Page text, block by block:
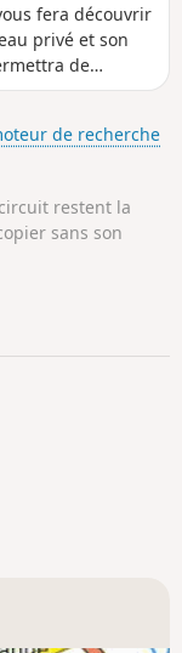
fera découvrir
privé et son
de
XVIIe siècle
de recherche
restent la
sans son